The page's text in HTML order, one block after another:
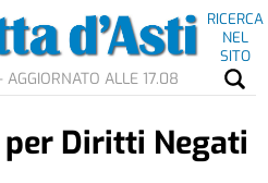
RICERCA
NEL
SITO
ALLE 17.08
Diritti Negati